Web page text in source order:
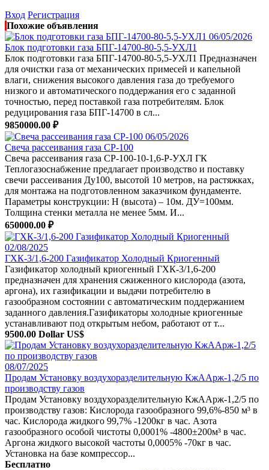
Вход Регистрация
Похожие объявления
06/05/2026
Блок подготовки газа БПГ-14700-80-5,5-УХЛ1
Блок подготовки газа БПГ-14700-80-5,5-УХЛ1 Предназначен
для очистки газа от механических примесей и капельной
влаги, снижения высокого давления газа до требуемого
низкого и автоматического поддержания его с заданной
точностью, перед поставкой газа потребителям. Блок
редуцирования газа БПГ-14700 в сл...
9850000.00 ₽
06/05/2026
Свеча рассеивания газа СР-100
Свеча рассеивания газа СР-100-10-1,6-Р-УХЛ ГК
Теплогазоснабжение предлагает производство и поставку
свечи рассеивания Ду100, высотой 10 метров, на растяжках,
для монтажа на подготовленном заказчиком фундаменте.
Параметры конструкции: Н (высота) – 10м. ДУ=100мм.
Толщина стенки металла не менее 5мм. И...
650000.00 ₽
02/08/2025
ГХК-3/1,6-200 Газификатор Холодный Криогенный
Газификатор холодный криогенный ГХК-3/1,6-200
предназначен для хранения сжиженного кислорода (азота,
аргона), их газификации и выдачи потребителю в
газообразном состоянии с автоматическим поддержанием
заданного давления.Газификаторы холодные криогенные
устанавливают под открытым небом, работают от т...
9500.00 Dollar US$
08/07/2025
Продам Установку воздухоразделительную КжААрж-1,2/5 по
производству газов
Продам Установку воздухоразделительную КжААрж-1,2/5 по
производству газов: Кислорода газообразного 99,6%-850 м³ в
час. Кислорода жидкого 99,7% -1200кг в час. Азота
газообразного особой чистоты 0,0001% -4800±200м³ в час.
Аргона жидкого высокой частоты 0,0005% -70кг в час.
Установка на базе компрессор...
Бесплатно